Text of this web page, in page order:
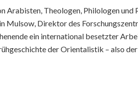
Arabisten, Theologen, Philologen und
Mulsow, Direktor des
ein international besetzter
der Orientalistik – also